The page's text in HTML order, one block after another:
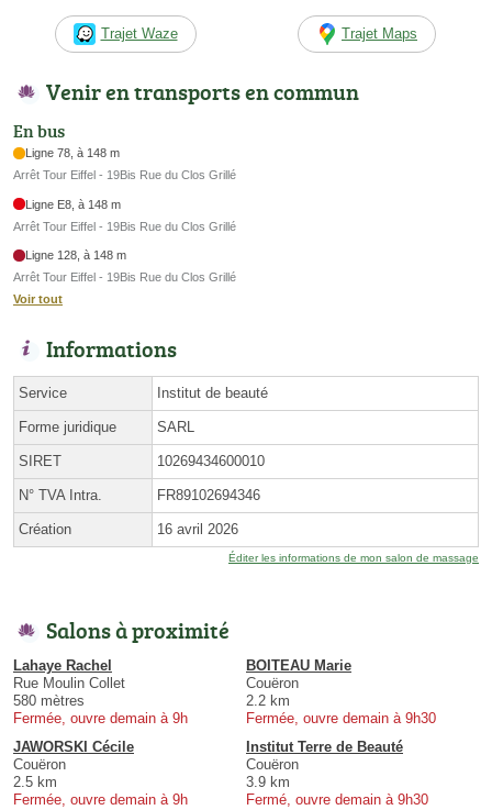
Trajet Waze Trajet Maps
Venir en transports en commun
En bus
Ligne 78, à 148 m
Arrêt Tour Eiffel - 19Bis Rue du Clos Grillé
Ligne E8, à 148 m
Arrêt Tour Eiffel - 19Bis Rue du Clos Grillé
Ligne 128, à 148 m
Arrêt Tour Eiffel - 19Bis Rue du Clos Grillé
Voir tout
Informations
Service Institut de beauté
Forme juridique SARL
SIRET 10269434600010
N° TVA Intra. FR89102694346
Création 16 avril 2026
Éditer les informations de mon salon de massage
Salons à proximité
Lahaye Rachel
Rue Moulin Collet
580 mètres
Fermée, ouvre demain à 9h
BOITEAU Marie
Couëron
2.2 km
Fermée, ouvre demain à 9h30
JAWORSKI Cécile
Couëron
2.5 km
Fermée, ouvre demain à 9h
Institut Terre de Beauté
Couëron
3.9 km
Fermé, ouvre demain à 9h30